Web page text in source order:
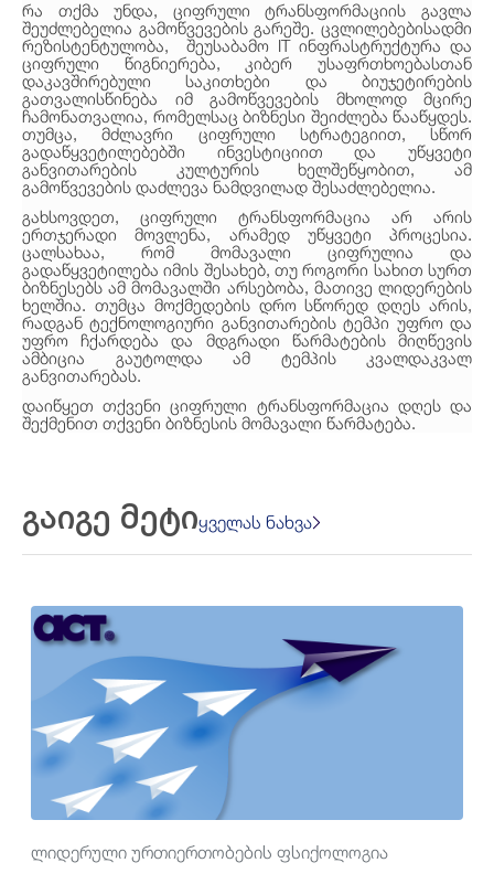
რა თქმა უნდა, ციფრული ტრანსფორმაციის გავლა
შეუძლებელია გამოწვევების გარეშე. ცვლილებებისადმი
რეზისტენტულობა, შეუსაბამო IT ინფრასტრუქტურა და
ციფრული წიგნიერება, კიბერ უსაფრთხოებასთან
დაკავშირებული საკითხები და ბიუჯეტირების
გათვალისწინება იმ გამოწვევების მხოლოდ მცირე
ჩამონათვალია, რომელსაც ბიზნესი შეიძლება წააწყდეს.
თუმცა, მძლავრი ციფრული სტრატეგიით, სწორ
გადაწყვეტილებებში ინვესტიციით და უწყვეტი
განვითარების კულტურის ხელშეწყობით, ამ
გამოწვევების დაძლევა ნამდვილად შესაძლებელია.
გახსოვდეთ, ციფრული ტრანსფორმაცია არ არის
ერთჯერადი მოვლენა, არამედ უწყვეტი პროცესია.
ცალსახაა, რომ მომავალი ციფრულია და
გადაწყვეტილება იმის შესახებ, თუ როგორი სახით სურთ
ბიზნესებს ამ მომავალში არსებობა, მათივე ლიდერების
ხელშია. თუმცა მოქმედების დრო სწორედ დღეს არის,
რადგან ტექნოლოგიური განვითარების ტემპი უფრო და
უფრო ჩქარდება და მდგრადი წარმატების მიღწევის
ამბიცია გაუტოლდა ამ ტემპის კვალდაკვალ
განვითარებას.
დაიწყეთ თქვენი ციფრული ტრანსფორმაცია დღეს და
შექმენით თქვენი ბიზნესის მომავალი წარმატება.
გაიგე მეტიყველას ნახვა
ლიდერული ურთიერთობების ფსიქოლოგია